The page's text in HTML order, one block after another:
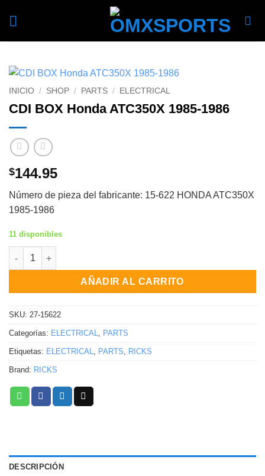
INICIO / SHOP / PARTS / ELECTRICAL
CDI BOX Honda ATC350X 1985-1986
$144.95
Número de pieza del fabricante: 15-622 HONDA ATC350X
1985-1986
11 disponibles
CDI BOX Honda ATC350X 1985-1986 cantidad
AÑADIR AL CARRITO
SKU: 27-15622
Categorías: ELECTRICAL, PARTS
Etiquetas: ELECTRICAL, PARTS, RICKS
Brand: RICKS
DESCRIPCIÓN